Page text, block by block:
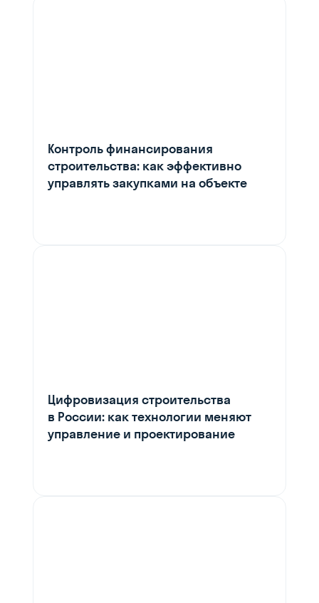
Контроль финансирования
строительства: как эффективно
управлять закупками на объекте
Цифровизация строительства
в России: как технологии меняют
управление и проектирование